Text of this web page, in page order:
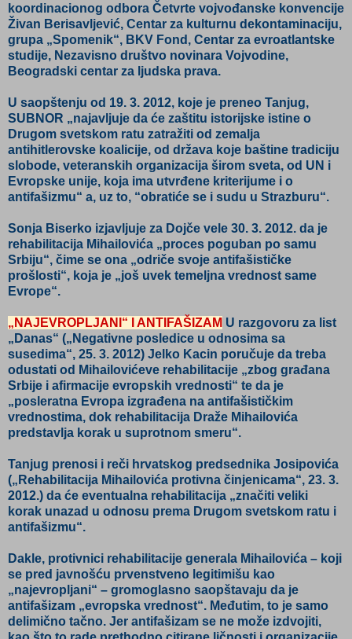
koordinacionog odbora Četvrte vojvođanske konvencije
Živan Berisavljević, Centar za kulturnu dekontaminaciju,
grupa „Spomenik“, BKV Fond, Centar za evroatlantske
studije, Nezavisno društvo novinara Vojvodine,
Beogradski centar za ljudska prava.
U saopštenju od 19. 3. 2012, koje je preneo Tanjug,
SUBNOR „najavljuje da će zaštitu istorijske istine o
Drugom svetskom ratu zatražiti od zemalja
antihitlerovske koalicije, od država koje baštine tradiciju
slobode, veteranskih organizacija širom sveta, od UN i
Evropske unije, koja ima utvrđene kriterijume i o
antifašizmu“ a, uz to, “obratiće se i sudu u Strazburu“.
Sonja Biserko izjavljuje za Dojče vele 30. 3. 2012. da je
rehabilitacija Mihailovića „proces poguban po samu
Srbiju“, čime se ona „odriče svoje antifašističke
prošlosti“, koja je „još uvek temeljna vrednost same
Evrope“.
„NAJEVROPLJANI“ I ANTIFAŠIZAM U razgovoru za list
„Danas“ („Negativne posledice u odnosima sa
susedima“, 25. 3. 2012) Jelko Kacin poručuje da treba
odustati od Mihailovićeve rehabilitacije „zbog građana
Srbije i afirmacije evropskih vrednosti“ te da je
„posleratna Evropa izgrađena na antifašističkim
vrednostima, dok rehabilitacija Draže Mihailovića
predstavlja korak u suprotnom smeru“.
Tanjug prenosi i reči hrvatskog predsednika Josipovića
(„Rehabilitacija Mihailovića protivna činjenicama“, 23. 3.
2012.) da će eventualna rehabilitacija „značiti veliki
korak unazad u odnosu prema Drugom svetskom ratu i
antifašizmu“.
Dakle, protivnici rehabilitacije generala Mihailovića – koji
se pred javnošću prvenstveno legitimišu kao
„najevropljani“ – gromoglasno saopštavaju da je
antifašizam „evropska vrednost“. Međutim, to je samo
delimično tačno. Jer antifašizam se ne može izdvojiti,